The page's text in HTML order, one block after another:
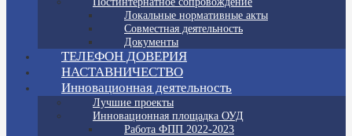
Локальные нормативные акты
Совместная деятельность
Документы
ТЕЛЕФОН ДОВЕРИЯ
НАСТАВНИЧЕСТВО
Инновационная деятельность
Лучшие проекты
Инновационная площадка ОУД
Работа ФПП 2022-2023